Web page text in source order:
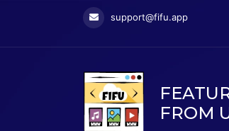
support@fifu.app
FROM